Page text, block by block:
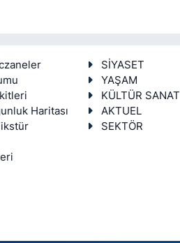
Haritası
SİYASET
YAŞAM
KÜLTÜR SANAT
AKTUEL
SEKTÖR